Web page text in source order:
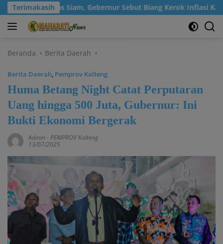
Langsung
ke
konten
Terimakasih
Beras Siam, Gebernur Sebut Biang Kerok Inflasi Kalteng
Beranda Berita Daerah
Berita Daerah, Pemprov Kalteng
Huma Betang Night Catat Perputaran
Uang hingga 500 Juta, Gubernur: Ini
Bukti Ekonomi Bergerak
Admin - PEMPROV Kalteng
13/07/2025